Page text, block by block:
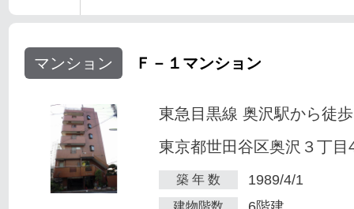
マンション Ｆ－１マンション
東急目黒線 奥沢駅から徒
東京都世田谷区奥沢３丁目
築 年 数 1989/4/1